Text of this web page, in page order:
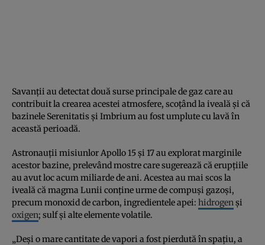
Savanţii au detectat două surse principale de gaz care au
contribuit la crearea acestei atmosfere, scoţând la iveală şi că
bazinele Serenitatis şi Imbrium au fost umplute cu lavă în
această perioadă.
Astronauţii misiunlor Apollo 15 şi 17 au explorat marginile
acestor bazine, prelevând mostre care sugerează că erupţiile
au avut loc acum miliarde de ani. Acestea au mai scos la
iveală că magma Lunii conţine urme de compuşi gazoşi,
precum monoxid de carbon, ingredientele apei: hidrogenşi
oxigen; sulf şi alte elemente volatile.
„Deşi o mare cantitate de vapori a fost pierdută în spaţiu, a